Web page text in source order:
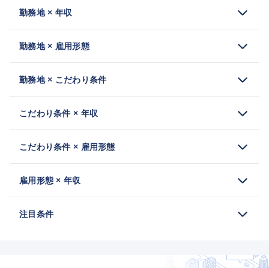
勤務地 × 年収
勤務地 × 雇用形態
勤務地 × こだわり条件
こだわり条件 × 年収
こだわり条件 × 雇用形態
雇用形態 × 年収
注目条件